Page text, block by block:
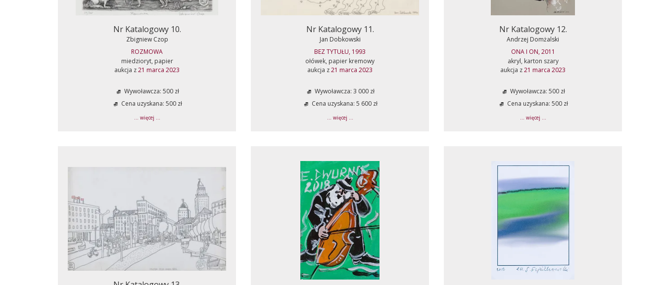
Nr Katalogowy 10.
Zbigniew Czop
ROZMOWA
miedzioryt, papier
aukcja z21 marca 2023
Wywoławcza: 500 zł
Cena uzyskana: 500 zł
... więcej ...
Nr Katalogowy 11.
Jan Dobkowski
BEZ TYTUŁU, 1993
ołówek, papier kremowy
aukcja z21 marca 2023
Wywoławcza: 3 000 zł
Cena uzyskana: 5 600 zł
... więcej ...
Nr Katalogowy 12.
Andrzej Domżalski
ONA I ON, 2011
akryl, karton szary
aukcja z21 marca 2023
Wywoławcza: 500 zł
Cena uzyskana: 500 zł
... więcej ...